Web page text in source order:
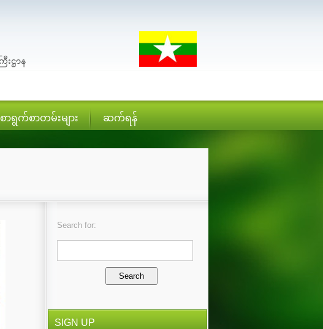
စာရွက်စာတမ်းများ ဆက်ရန်
Search for:
SIGN UP